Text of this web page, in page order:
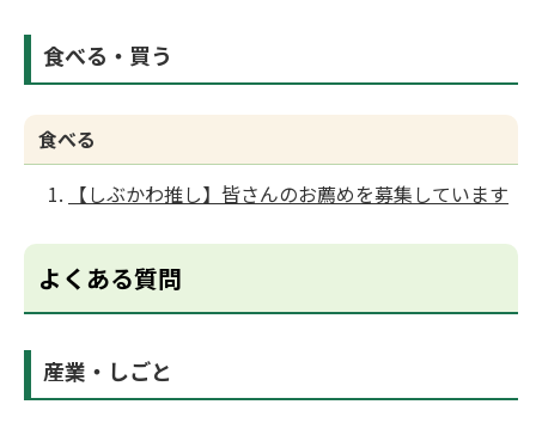
食べる・買う
食べる
【しぶかわ推し】皆さんのお薦めを募集しています
よくある質問
産業・しごと